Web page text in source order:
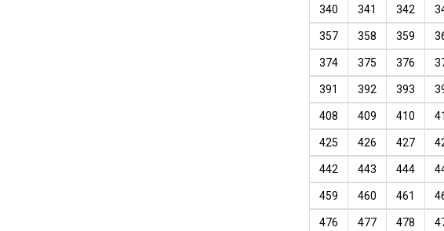
340 341 342
357 358 359
374 375 376
391 392 393
408 409 410
425 426 427
442 443 444
459 460 461
476 477 478